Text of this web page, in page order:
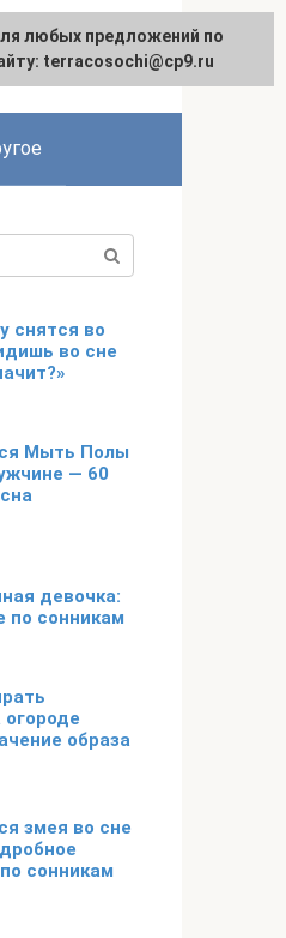
снятся во
во сне
Мыть Полы
— 60
девочка:
по сонникам
огороде
образа
змея во сне
сонникам
любых предложений по
terracosochi@cp9.ru